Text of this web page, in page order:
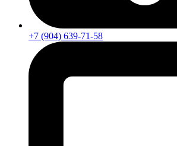
+7 (904) 639-71-58